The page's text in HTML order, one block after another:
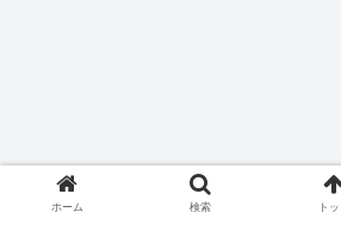
ホーム 検索 ト